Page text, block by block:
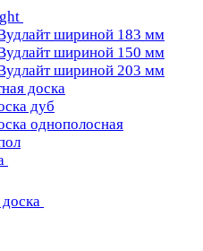
шириной 183 мм
шириной 150 мм
шириной 203 мм
доска
дуб
однополосная